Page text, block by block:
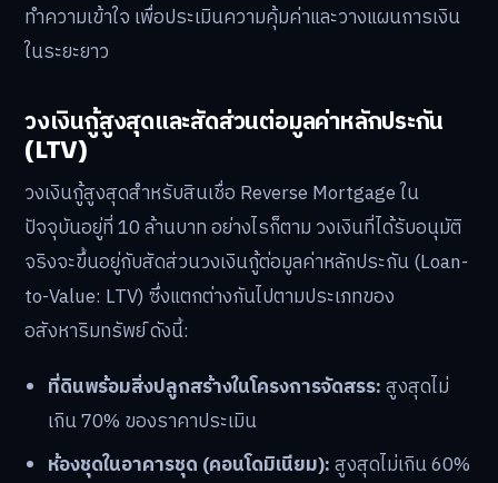
ทำความเข้าใจ เพื่อประเมินความคุ้มค่าและวางแผนการเงิน
ในระยะยาว
วงเงินกู้สูงสุดและสัดส่วนต่อมูลค่าหลักประกัน
(LTV)
วงเงินกู้สูงสุดสำหรับสินเชื่อ Reverse Mortgage ใน
ปัจจุบันอยู่ที่ 10 ล้านบาท อย่างไรก็ตาม วงเงินที่ได้รับอนุมัติ
จริงจะขึ้นอยู่กับสัดส่วนวงเงินกู้ต่อมูลค่าหลักประกัน (Loan-
to-Value: LTV) ซึ่งแตกต่างกันไปตามประเภทของ
อสังหาริมทรัพย์ ดังนี้:
ที่ดินพร้อมสิ่งปลูกสร้างในโครงการจัดสรร:สูงสุดไม่
เกิน 70% ของราคาประเมิน
ห้องชุดในอาคารชุด (คอนโดมิเนียม):สูงสุดไม่เกิน 60%